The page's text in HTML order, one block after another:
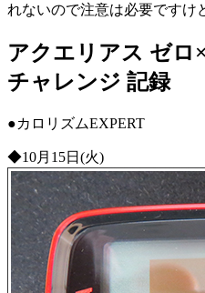
れないので注意は必要ですけ
アクエリアス ゼロ
チャレンジ 記録
●カロリズムEXPERT
◆10月15日(火)